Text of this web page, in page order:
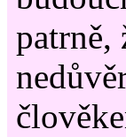
patrně,